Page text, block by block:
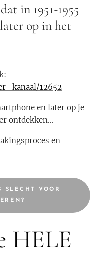
in 1951-1955
op in het
12652
en later op je
ontdekken...
en
SLECHT VOOR
HELE